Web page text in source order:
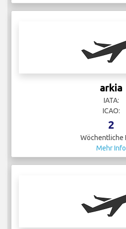
arkia
IATA:
ICAO:
2
Wöchentliche
Mehr Info